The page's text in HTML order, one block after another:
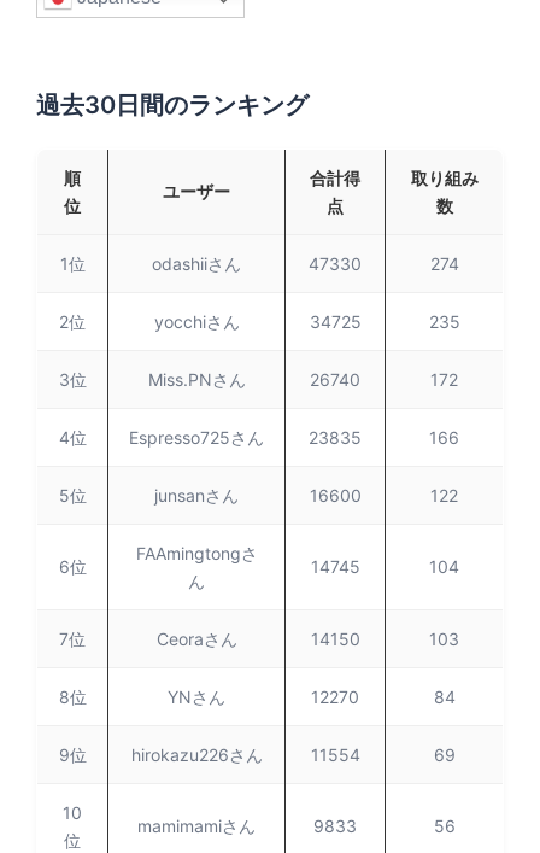
過去30日間のランキング
順
位
ユーザー
合計得
点
取り組み
数
1位 odashiiさん 47330 274
2位 yocchiさん 34725 235
3位 Miss.PNさん 26740 172
4位 Espresso725さん 23835 166
5位 junsanさん 16600 122
6位
FAAmingtongさ
ん
14745 104
7位 Ceoraさん 14150 103
8位 YNさん 12270 84
9位 hirokazu226さん 11554 69
10
位
mamimamiさん 9833 56